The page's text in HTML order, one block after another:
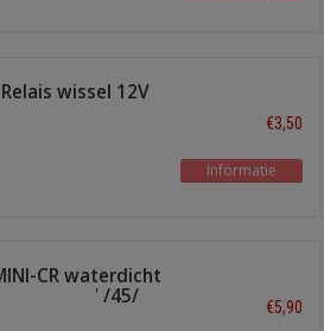
wissel 12V
€3,50
Informatie
CR waterdicht
relais 12V /45/
€5,90